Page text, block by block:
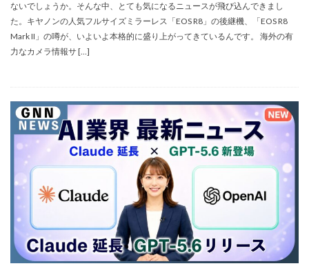
ないでしょうか。そんな中、とても気になるニュースが飛び込んできまし
た。キヤノンの人気フルサイズミラーレス「EOS R8」の後継機、「EOS R8
Mark II」の噂が、いよいよ本格的に盛り上がってきているんです。 海外の有
力なカメラ情報サ […]
検索